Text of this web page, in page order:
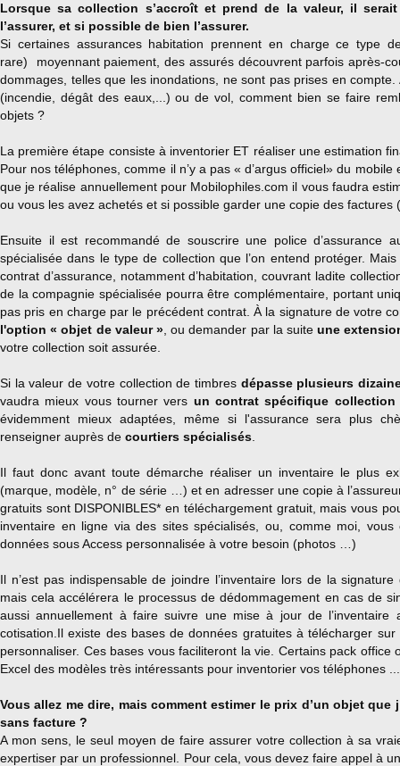
Lorsque sa collection s’accroît et prend de la valeur, il serait
l’assurer, et si possible de bien l’assurer.
Si certaines assurances habitation prennent en charge ce type
rare) moyennant paiement, des assurés découvrent parfois après-
dommages, telles que les inondations, ne sont pas prises en
(incendie, dégât des eaux,...) ou de vol, comment bien se faire
objets ?
La première étape consiste à inventorier ET réaliser une estimation
Pour nos téléphones, comme il n’y a pas « d’argus officiel» du mobile
que je réalise annuellement pour Mobilophiles.com il vous faudra
ou vous les avez achetés et si possible garder une copie des
Ensuite il est recommandé de souscrire une police d’assurance
spécialisée dans le type de collection que l’on entend protéger.
contrat d’assurance, notamment d’habitation, couvrant ladite
de la compagnie spécialisée pourra être complémentaire, portant
pas pris en charge par le précédent contrat. À la signature de votre
l'option « objet de valeur », ou demander par la suiteune
votre collection soit assurée.
Si la valeur de votre collection de timbres dépasse plusieurs
vaudra mieux vous tourner vers un contrat spécifique
évidemment mieux adaptées, même si l'assurance sera plus
renseigner auprès de courtiers spécialisés
Il faut donc avant toute démarche réaliser un inventaire le plus
(marque, modèle, n° de série …) et en adresser une copie à
gratuits sont DISPONIBLES* en téléchargement gratuit, mais vous
inventaire en ligne via des sites spécialisés, ou, comme moi,
données sous Access personnalisée à votre besoin (photos …)
Il n’est pas indispensable de joindre l’inventaire lors de la signature
mais cela accélérera le processus de dédommagement en cas de
aussi annuellement à faire suivre une mise à jour de l’inventaire
cotisation.Il existe des bases de données gratuites à télécharger
personnaliser. Ces bases vous faciliteront la vie. Certains pack office
Excel des modèles très intéressants pour inventorier vos téléphones ...
Vous allez me dire, mais comment estimer le prix d’un objet que
sans facture ?
A mon sens, le seul moyen de faire assurer votre collection à sa
expertiser par un professionnel. Pour cela, vous devez faire appel à